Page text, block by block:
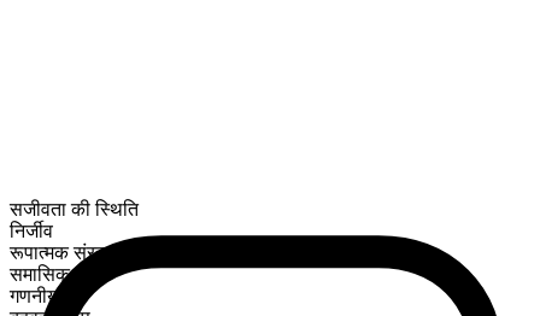
सजीवता की स्थिति
निर्जीव
रूपात्मक संरचना
समासिक
गणनीय